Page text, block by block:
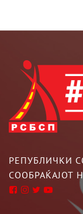
РЕПУБЛИЧКИ
СООБРАЌАЈОТ